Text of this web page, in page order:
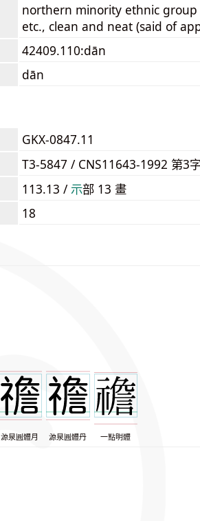
northern minority ethnic
etc., clean and neat (said of
42409.110:dān
dān
GKX-0847.11
T3-5847 / CNS11643-1992 第3
113.13 / ⽰部 13 畫
18
源泉圓體月 源泉圓體丹 一點明體